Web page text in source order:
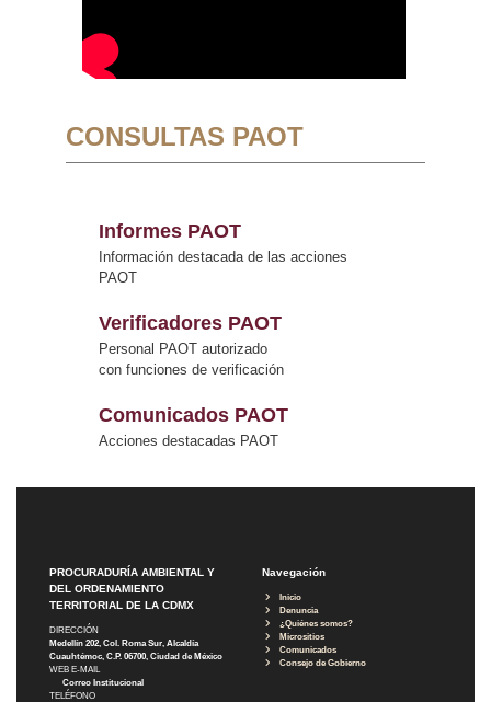
CONSULTAS PAOT
Informes PAOT
Información destacada de las acciones
PAOT
Verificadores PAOT
Personal PAOT autorizado
con funciones de verificación
Comunicados PAOT
Acciones destacadas PAOT
PROCURADURÍA AMBIENTAL Y
DEL ORDENAMIENTO
TERRITORIAL DE LA CDMX
DIRECCIÓN
Medellín 202, Col. Roma Sur, Alcaldía
Cuauhtémoc, C.P. 06700, Ciudad de México
WEB E-MAIL
Correo Institucional
TELÉFONO
Navegación
Inicio
Denuncia
¿Quiénes somos?
Micrositios
Comunicados
Consejo de Gobierno